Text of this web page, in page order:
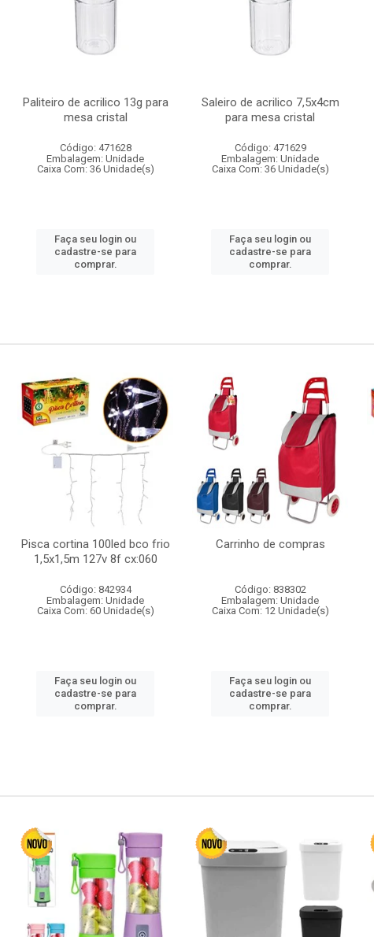
Paliteiro de acrilico 13g para
mesa cristal
Código: 471628
Embalagem: Unidade
Caixa Com: 36 Unidade(s)
Faça seu login ou
cadastre-se para
comprar.
Saleiro de acrilico 7,5x4cm
para mesa cristal
Código: 471629
Embalagem: Unidade
Caixa Com: 36 Unidade(s)
Faça seu login ou
cadastre-se para
comprar.
Pisca cortina 100led bco frio
1,5x1,5m 127v 8f cx:060
Código: 842934
Embalagem: Unidade
Caixa Com: 60 Unidade(s)
Faça seu login ou
cadastre-se para
comprar.
Carrinho de compras
Código: 838302
Embalagem: Unidade
Caixa Com: 12 Unidade(s)
Faça seu login ou
cadastre-se para
comprar.